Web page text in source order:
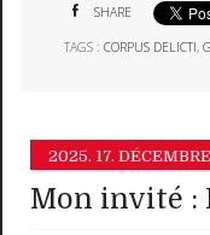
SHARE
TAGS :CORPUS DELICTI,
2025. 17. DÉCEMBRE
Mon invité :